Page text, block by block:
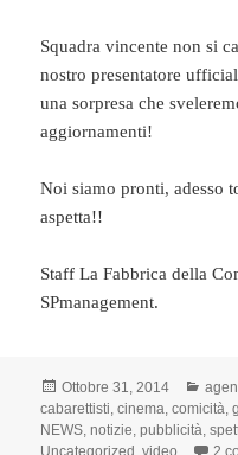
Squadra vincente non si
nostro presentatore
una sorpresa che
aggiornamenti!
Noi siamo pronti, adesso
aspetta!!
Staff La Fabbrica della
SPmanagement.
Scritto
il
Ottobre 31, 2014
cabarettisti,cinema,comicità,
NEWS,notizie,pubblicità,